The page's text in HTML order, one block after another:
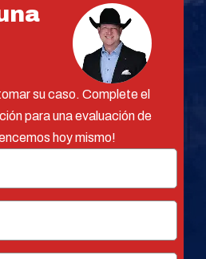
su caso. Complete el
para una evaluación de
hoy mismo!